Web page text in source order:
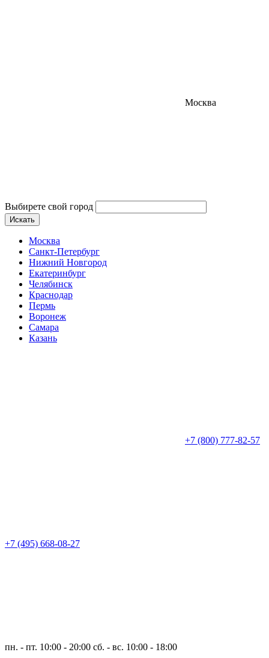
Москва
Выбирете свой город
Искать
Москва
Санкт-Петербург
Нижний Новгород
Екатеринбург
Челябинск
Краснодар
Пермь
Воронеж
Самара
Казань
+7 (800) 777-82-57
+7 (495) 668-08-27
пн. - пт. 10:00 - 20:00 сб. - вс. 10:00 - 18:00